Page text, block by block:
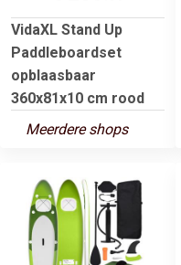
VidaXL Stand Up
Paddleboardset
opblaasbaar
360x81x10 cm rood
Meerdere shops